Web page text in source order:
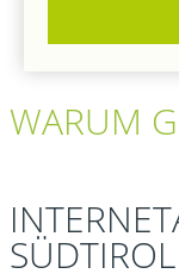
WARUM
SÜDTIROL